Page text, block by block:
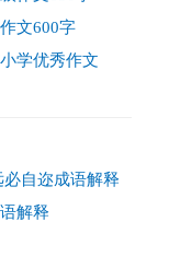
文600字
学优秀作文
自迩成语解释
解释